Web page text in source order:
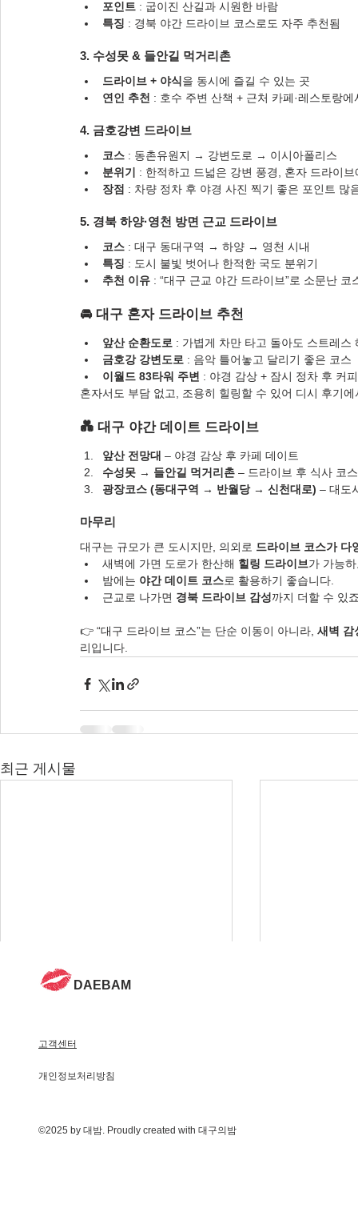
포인트 : 굽이진 산길과 시원한 바람
특징 : 경북 야간 드라이브 코스로도 자주 추천됨
3. 수성못 & 들안길 먹거리촌
드라이브 + 야식을 동시에 즐길 수 있는 곳
연인 추천 : 호수 주변 산책 + 근처 카페·레스토랑에
4. 금호강변 드라이브
코스 : 동촌유원지 → 강변도로 → 이시아폴리스
분위기
: 한적하고 드넓은 강변 풍경, 혼자 드라이브
장점 : 차량 정차 후 야경 사진 찍기 좋은 포인트 많
5. 경북 하양·영천 방면 근교 드라이브
코스 : 대구 동대구역 → 하양 → 영천 시내
특징 : 도시 불빛 벗어나 한적한 국도 분위기
추천 이유 : “대구 근교 야간 드라이브”로 소문난 코
🚘 대구 혼자 드라이브 추천
앞산 순환도로 : 가볍게 차만 타고 돌아도 스트레스
금호강 강변도로 : 음악 틀어놓고 달리기 좋은 코스
이월드 83타워 주변 : 야경 감상 + 잠시 정차 후 커
혼자서도 부담 없고, 조용히 힐링할 수 있어 디시 후기
💑 대구 야간 데이트 드라이브
앞산 전망대 – 야경 감상 후 카페 데이트
수성못 → 들안길 먹거리촌 – 드라이브 후 식사 코스
광장코스 (동대구역 → 반월당 → 신천대로) – 대도
마무리
대구는 규모가 큰 도시지만, 의외로 드라이브 코스가 다
새벽에 가면 도로가 한산해 힐링 드라이브가 가능
밤에는 야간 데이트 코스로 활용하기 좋습니다.
근교로 나가면 경북 드라이브 감성까지 더할 수 있
👉 “대구 드라이브 코스”는 단순 이동이 아니라, 새벽 감
리입니다.
최근 게시물
DAEBAM
고객센터
개인정보처리방침
©2025 by 대밤. Proudly created with 대구의밤